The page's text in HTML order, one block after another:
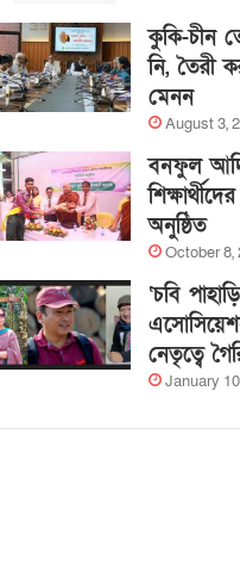
কুকি-চীন
নি, তৈরী
মেনন
August 3,
বনফুল
অনুষ্ঠিত
October 8,
‘চবি
নেতৃত্বে
January